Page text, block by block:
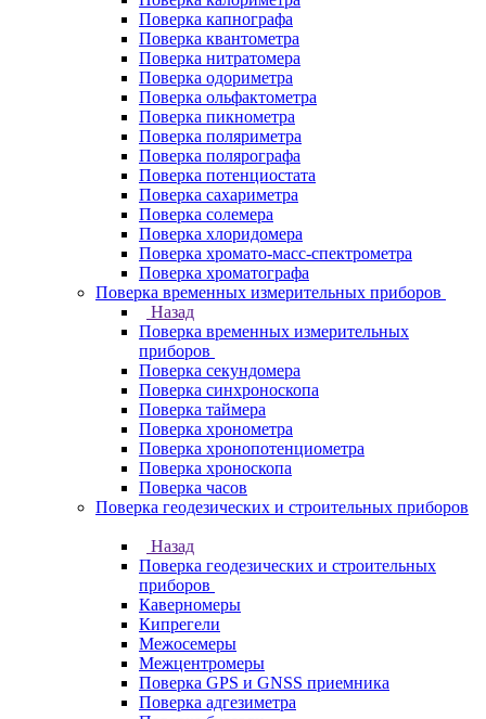
Поверка капнографа
Поверка квантометра
Поверка нитратомера
Поверка одориметра
Поверка ольфактометра
Поверка пикнометра
Поверка поляриметра
Поверка полярографа
Поверка потенциостата
Поверка сахариметра
Поверка солемера
Поверка хлоридомера
Поверка хромато-масс-спектрометра
Поверка хроматографа
Поверка временных измерительных приборов
Назад
Поверка временных измерительных
приборов
Поверка секундомера
Поверка синхроноскопа
Поверка таймера
Поверка хронометра
Поверка хронопотенциометра
Поверка хроноскопа
Поверка часов
Поверка геодезических и строительных приборов
Назад
Поверка геодезических и строительных
приборов
Каверномеры
Кипрегели
Межосемеры
Межцентромеры
Поверка GPS и GNSS приемника
Поверка адгезиметра